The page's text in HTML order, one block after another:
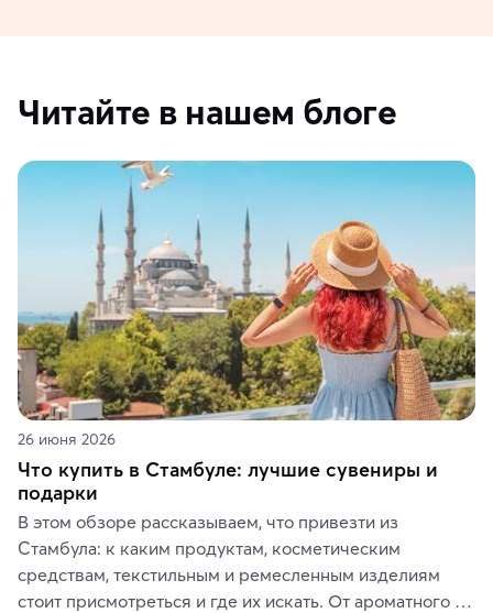
Читайте в нашем блоге
26 июня 2026
Что купить в Стамбуле: лучшие сувениры и
подарки
В этом обзоре рассказываем, что привезти из
Стамбула: к каким продуктам, косметическим
средствам, текстильным и ремесленным изделиям
стоит присмотреться и где их искать. От ароматного